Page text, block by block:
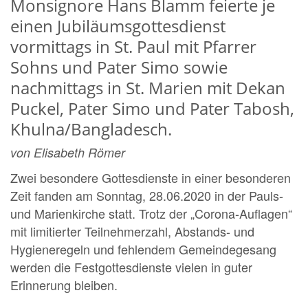
Monsignore Hans Blamm feierte je
einen Jubiläumsgottesdienst
vormittags in St. Paul mit Pfarrer
Sohns und Pater Simo sowie
nachmittags in St. Marien mit Dekan
Puckel, Pater Simo und Pater Tabosh,
Khulna/Bangladesch.
von Elisabeth Römer
Zwei besondere Gottesdienste in einer besonderen
Zeit fanden am Sonntag, 28.06.2020 in der Pauls-
und Marienkirche statt. Trotz der „Corona-Auflagen“
mit limitierter Teilnehmerzahl, Abstands- und
Hygieneregeln und fehlendem Gemeindegesang
werden die Festgottesdienste vielen in guter
Erinnerung bleiben.